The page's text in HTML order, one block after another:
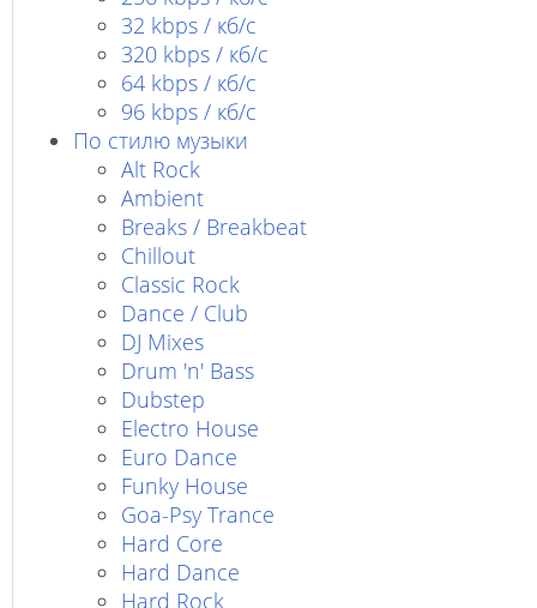
32 kbps / кб/c
320 kbps / кб/с
64 kbps / кб/c
96 kbps / кб/c
По стилю музыки
Alt Rock
Ambient
Breaks / Breakbeat
Chillout
Classic Rock
Dance / Club
DJ Mixes
Drum 'n' Bass
Dubstep
Electro House
Euro Dance
Funky House
Goa-Psy Trance
Hard Core
Hard Dance
Hard Rock